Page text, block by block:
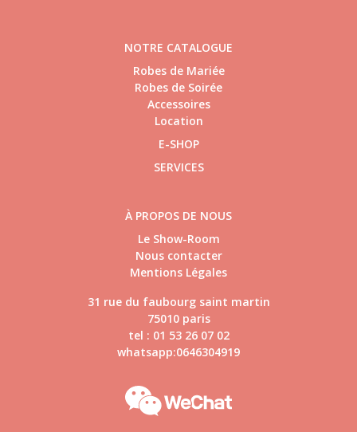
NOTRE CATALOGUE
Robes de Mariée
Robes de Soirée
Accessoires
Location
E-SHOP
SERVICES
À PROPOS DE NOUS
Le Show-Room
Nous contacter
Mentions Légales
31 rue du faubourg saint martin
75010 paris
tel : 01 53 26 07 02
whatsapp:0646304919